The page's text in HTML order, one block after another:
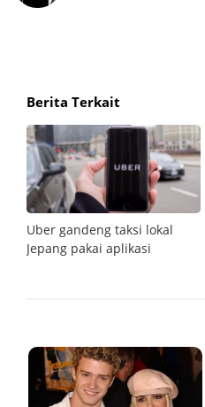
Berita Terkait
Uber gandeng taksi lokal
Jepang pakai aplikasi